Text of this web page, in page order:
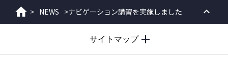
ホーム
> NEWS >ナビゲーション講習を実施しました
PAGE
サイトマップ